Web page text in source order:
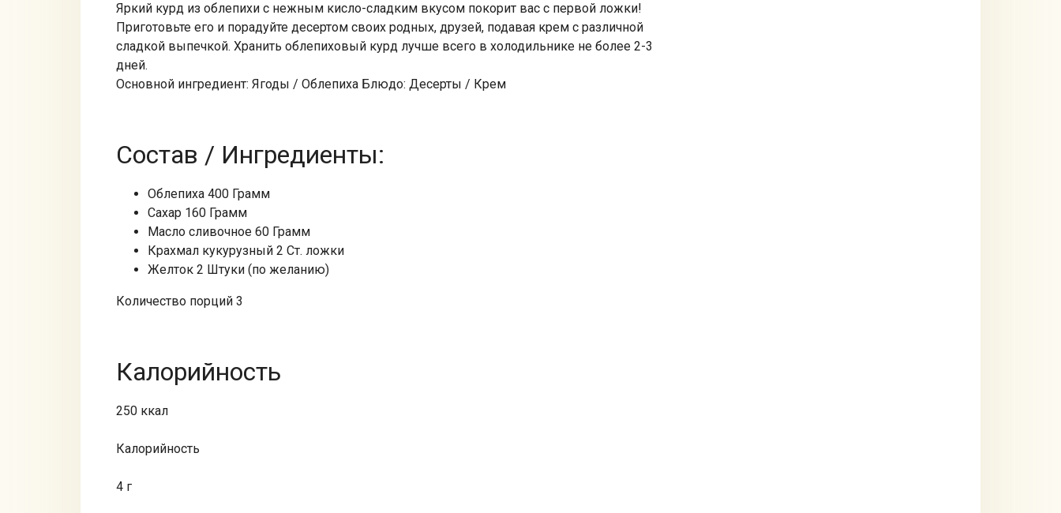
Яркий курд из облепихи с нежным кисло-сладким вкусом покорит вас с первой ложки!
Приготовьте его и порадуйте десертом своих родных, друзей, подавая крем с различной
сладкой выпечкой. Хранить облепиховый курд лучше всего в холодильнике не более 2-3
дней.
Основной ингредиент: Ягоды / Облепиха Блюдо: Десерты / Крем
Состав / Ингредиенты:
Облепиха 400 Грамм
Сахар 160 Грамм
Масло сливочное 60 Грамм
Крахмал кукурузный 2 Ст. ложки
Желток 2 Штуки (по желанию)
Количество порций 3
Калорийность
250 ккал
Калорийность
4 г